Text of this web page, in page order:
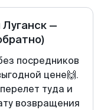
Луганск—
посредников
цене🙌.
туда и
возвращения